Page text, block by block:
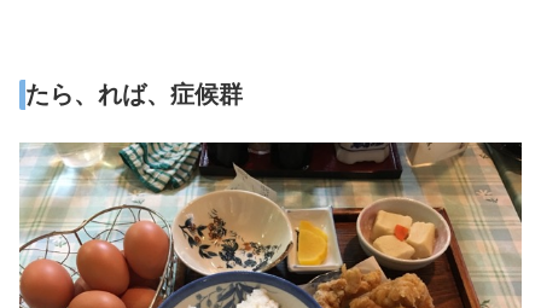
たら、れば、症候群